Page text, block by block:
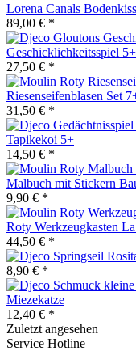
Lorena Canals
89,00 € *
Geschicklichkeitsspiel 5+
27,50 € *
Riesenseifenblasen Set
31,50 € *
Tapikekoi 5+
14,50 € *
Malbuch mit Stickern
9,90 € *
Roty Werkzeugkasten
44,50 € *
8,90 € *
Miezekatze
12,40 € *
Zuletzt angesehen
Service Hotline